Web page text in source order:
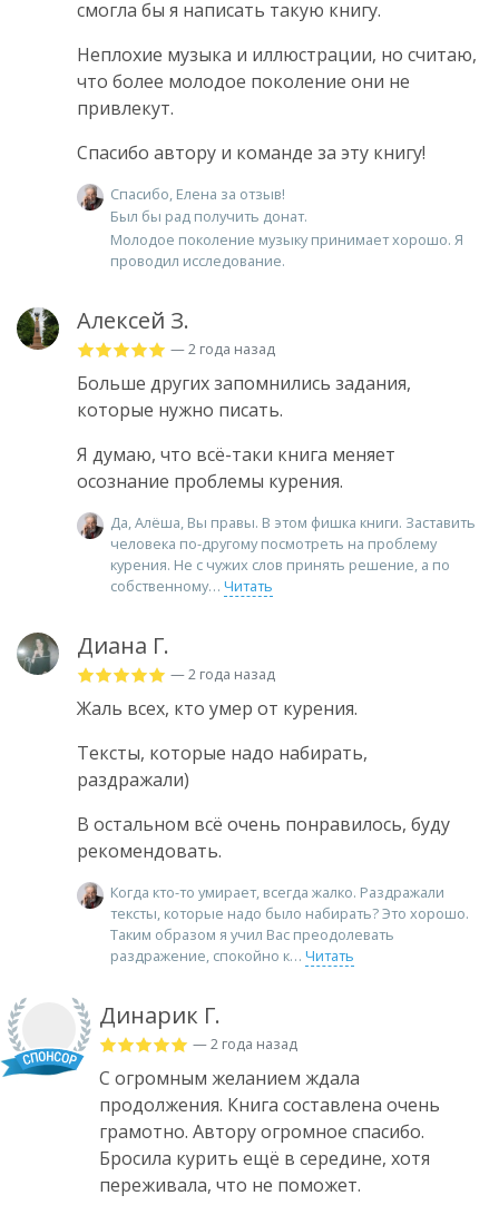
смогла бы я написать такую книгу.
Неплохие музыка и иллюстрации, но считаю,
что более молодое поколение они не
привлекут.
Спасибо автору и команде за эту книгу!
Спасибо, Елена за отзыв!
Был бы рад получить донат.
Молодое поколение музыку принимает хорошо. Я
проводил исследование.
Алексей З.
— 2 года назад
Больше других запомнились задания,
которые нужно писать.
Я думаю, что всё-таки книга меняет
осознание проблемы курения.
Да, Алёша, Вы правы. В этом фишка книги. Заставить
человека по-другому посмотреть на проблему
курения. Не с чужих слов принять решение, а по
собственному
Читать
Диана Г.
— 2 года назад
Жаль всех, кто умер от курения.
Тексты, которые надо набирать,
раздражали)
В остальном всё очень понравилось, буду
рекомендовать.
Когда кто-то умирает, всегда жалко. Раздражали
тексты, которые надо было набирать? Это хорошо.
Таким образом я учил Вас преодолевать
раздражение, спокойно к
Читать
Динарик Г.
— 2 года назад
С огромным желанием ждала
продолжения. Книга составлена очень
грамотно. Автору огромное спасибо.
Бросила курить ещё в середине, хотя
переживала, что не поможет.